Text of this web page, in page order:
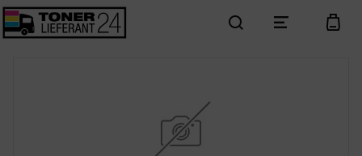
search menu cart